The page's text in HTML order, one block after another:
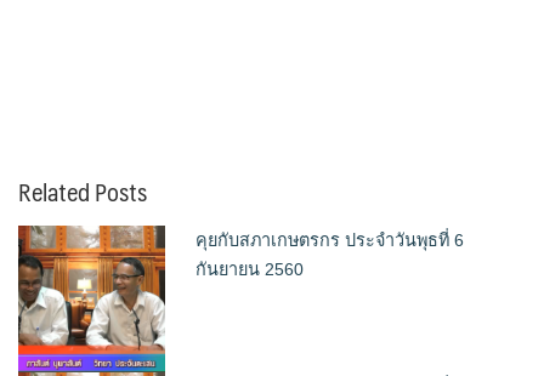
Related Posts
คุยกับสภาเกษตรกร ประจำวันพุธที่ 6
กันยายน 2560